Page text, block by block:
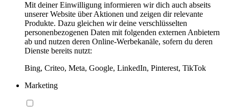
Mit deiner Einwilligung informieren wir dich auch abseits
unserer Website über Aktionen und zeigen dir relevante
Produkte. Dazu gleichen wir deine verschlüsselten
personenbezogenen Daten mit folgenden externen Anbietern
ab und nutzen deren Online-Werbekanäle, sofern du deren
Dienste bereits nutzt:
Bing, Criteo, Meta, Google, LinkedIn, Pinterest, TikTok
Marketing